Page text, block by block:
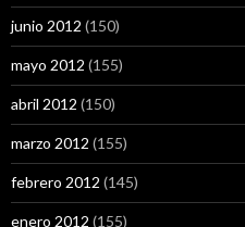
junio 2012 (150)
mayo 2012 (155)
abril 2012 (150)
marzo 2012 (155)
febrero 2012 (145)
enero 2012 (155)